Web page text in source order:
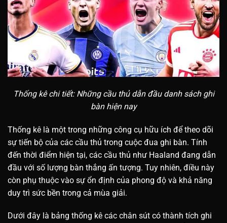
Thống kê chi tiết: Những cầu thủ dẫn đầu danh sách ghi
bàn hiện nay
Thống kê là một trong những công cụ hữu ích để theo dõi
sự tiến bộ của các cầu thủ trong cuộc đua ghi bàn. Tính
đến thời điểm hiện tại, các cầu thủ như Haaland đang dẫn
đầu với số lượng bàn thắng ấn tượng. Tuy nhiên, điều này
còn phụ thuộc vào sự ổn định của phong độ và khả năng
duy trì sức bền trong cả mùa giải.
Dưới đây là bảng thống kê các chân sút có thành tích ghi